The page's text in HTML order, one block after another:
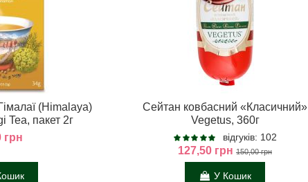
(Himalaya)
Tea, пакет 2г
грн
Сейтан ковбасний «Класичний»
Vegetus, 360г
відгуків: 102
127,50 грн 150,00 грн
У Кошик